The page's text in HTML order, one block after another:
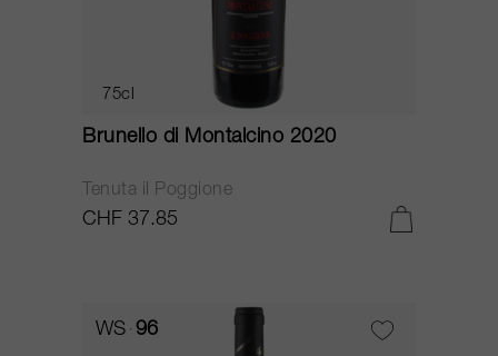
75cl
Brunello di Montalcino 2020
Tenuta il Poggione
CHF 37.85
WS 96